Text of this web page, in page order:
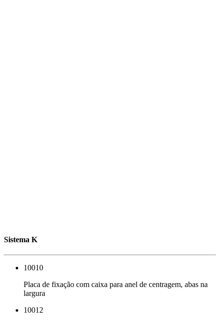
Sistema K
10010
Placa de fixação com caixa para anel de centragem, abas na
largura
10012